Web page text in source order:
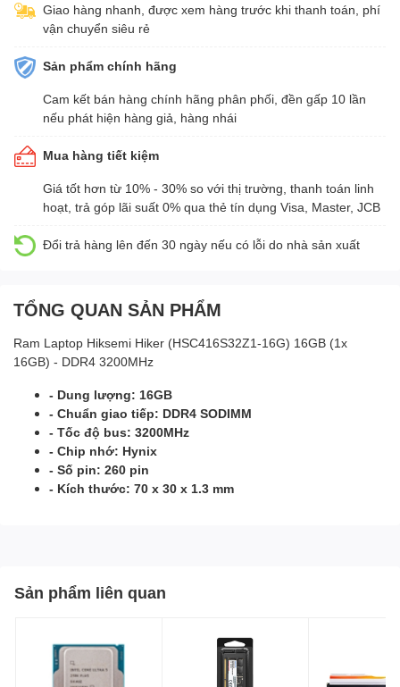
Giao hàng nhanh, được xem hàng trước khi thanh toán, phí
vận chuyển siêu rẻ
Sản phẩm chính hãng
Cam kết bán hàng chính hãng phân phối, đền gấp 10 lần
nếu phát hiện hàng giả, hàng nhái
Mua hàng tiết kiệm
Giá tốt hơn từ 10% - 30% so với thị trường, thanh toán linh
hoạt, trả góp lãi suất 0% qua thẻ tín dụng Visa, Master, JCB
Đổi trả hàng lên đến 30 ngày nếu có lỗi do nhà sản xuất
TỔNG QUAN SẢN PHẨM
Ram Laptop Hiksemi Hiker (HSC416S32Z1-16G) 16GB (1x
16GB) - DDR4 3200MHz
- Dung lượng: 16GB
- Chuẩn giao tiếp: DDR4 SODIMM
- Tốc độ bus: 3200MHz
- Chip nhớ: Hynix
- Số pin: 260 pin
- Kích thước: 70 x 30 x 1.3 mm
Sản phẩm liên quan